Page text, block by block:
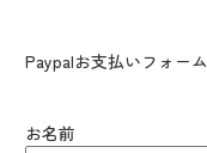
Paypalお支払いフォーム
お名前